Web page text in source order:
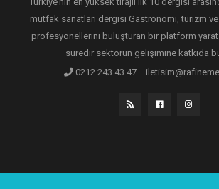
mutfak sanatları dergisi Gastronomi, turizm
profesyonellerini buluşturan bir platform
süredir sektörün gelişimine katkıda
0212 243 43 47